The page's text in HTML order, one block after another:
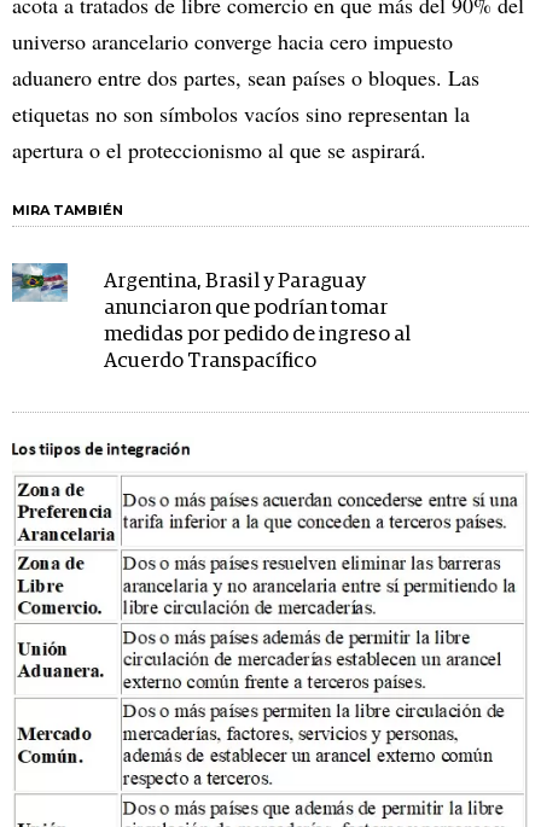
universo arancelario converge hacia cero impuesto
aduanero entre dos partes, sean países o bloques. Las
etiquetas no son símbolos vacíos sino representan la
apertura o el proteccionismo al que se aspirará.
MIRA TAMBIÉN
Argentina, Brasil y Paraguay
anunciaron que podrían tomar
medidas por pedido de ingreso al
Acuerdo Transpacífico